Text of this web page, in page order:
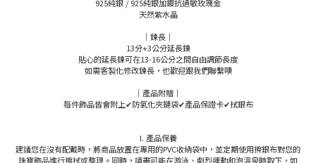
925純銀 / 925純銀加鍍抗過敏玫瑰金
天然紫水晶
｜鍊長｜
13分+3公分延長鍊
貼心的延長鍊可在13-16公分之間自由調節長度
如需客製化修改鍊長，也歡迎跟我們聯繫噢
｜產品附贈｜
每件飾品皆會附上✔防氧化夾鏈袋✔產品保證卡✔拭銀布
I. 產品保養
建議您在沒有配戴時，將商品放置在專用的PVC收納袋中，並定期使用擦銀布對您的
珠寶飾品進行擦拭或整理。同時，請盡可能在游泳、劇烈運動和泡溫泉時取下，如